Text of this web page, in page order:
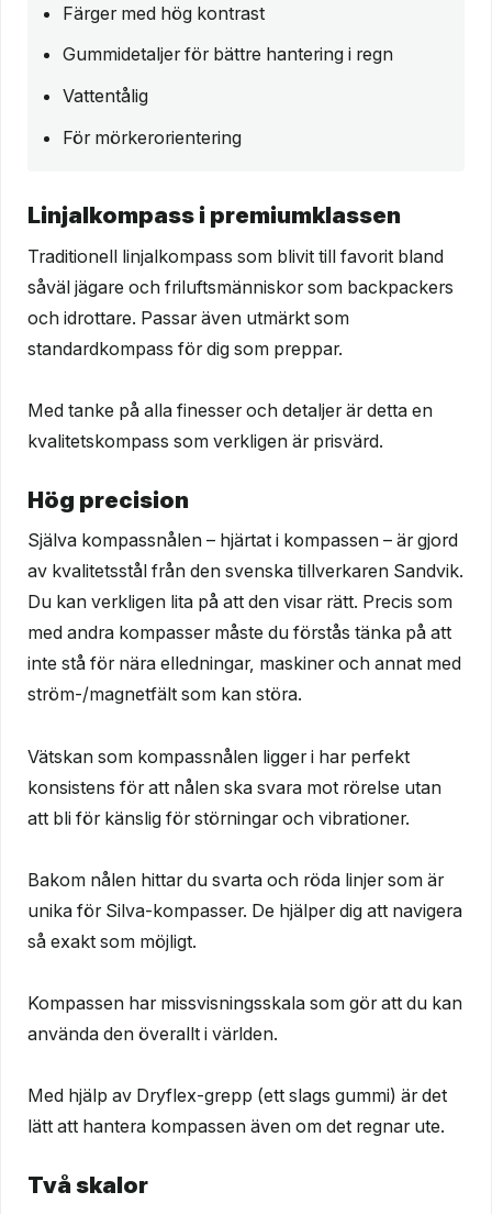
Färger med hög kontrast
Gummidetaljer för bättre hantering i regn
Vattentålig
För mörkerorientering
Linjalkompass i premiumklassen
Traditionell linjalkompass som blivit till favorit bland
såväl jägare och friluftsmänniskor som backpackers
och idrottare. Passar även utmärkt som
standardkompass för dig som preppar.
Med tanke på alla finesser och detaljer är detta en
kvalitetskompass som verkligen är prisvärd.
Hög precision
Själva kompassnålen – hjärtat i kompassen – är gjord
av kvalitetsstål från den svenska tillverkaren Sandvik.
Du kan verkligen lita på att den visar rätt. Precis som
med andra kompasser måste du förstås tänka på att
inte stå för nära elledningar, maskiner och annat med
ström-/magnetfält som kan störa.
Vätskan som kompassnålen ligger i har perfekt
konsistens för att nålen ska svara mot rörelse utan
att bli för känslig för störningar och vibrationer.
Bakom nålen hittar du svarta och röda linjer som är
unika för Silva-kompasser. De hjälper dig att navigera
så exakt som möjligt.
Kompassen har missvisningsskala som gör att du kan
använda den överallt i världen.
Med hjälp av Dryflex-grepp (ett slags gummi) är det
lätt att hantera kompassen även om det regnar ute.
Två skalor